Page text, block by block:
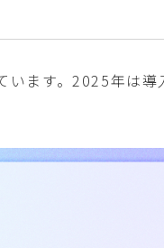
います。2025年は導